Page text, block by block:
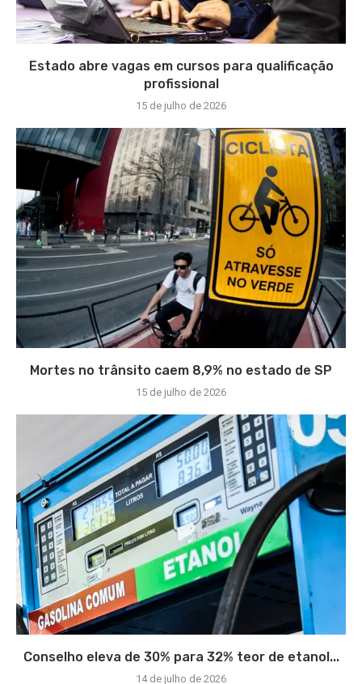
Estado abre vagas em cursos para qualificação
profissional
15 de julho de 2026
Mortes no trânsito caem 8,9% no estado de SP
15 de julho de 2026
Conselho eleva de 30% para 32% teor de etanol...
14 de julho de 2026